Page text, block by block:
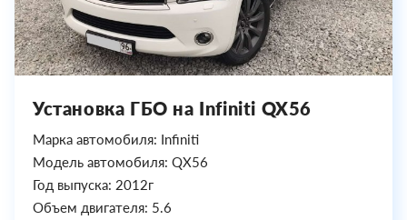
Установка ГБО на Infiniti QX56
Марка автомобиля: Infiniti
Модель автомобиля: QX56
Год выпуска: 2012г
Объем двигателя: 5.6